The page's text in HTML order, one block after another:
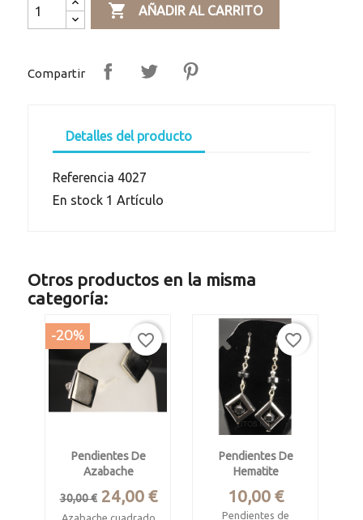
 AÑADIR AL CARRITO
Compartir
Detalles del producto
Referencia 4027
En stock 1 Artículo
Otros productos en la misma
categoría:
Pendientes De
Azabache
Precio
30,00 € Precio
24,00 €
-20% favorite_border
Pendientes De
Hematite
Precio
10,00 €
Pendientes de
favorite_border